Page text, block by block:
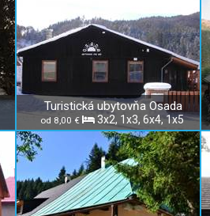
Turistická ubytovňa Osada
od 8,00 € 3x2, 1x3, 6x4, 1x5